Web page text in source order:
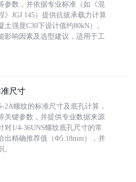
参数，并依据专业标准（如《混
》JGJ 145）提供抗拔承载力计算
强度C30下设计值约80kN）。
影响因素及选型建议，适用于工
尺寸
2A螺纹的标准尺寸及底孔计算，
关键参数，并提供专业数据来源
对1/4-36UNS螺纹底孔尺寸的常
出精确推荐值（Φ5.18mm），并